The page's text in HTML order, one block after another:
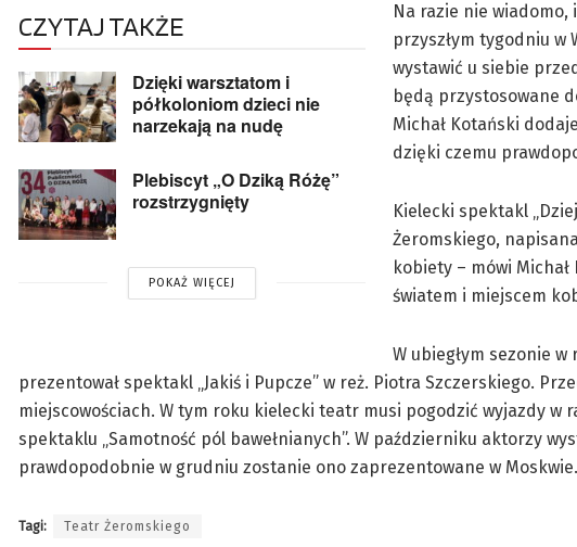
CZYTAJ TAKŻE
Dzięki warsztatom i
półkoloniom dzieci nie
narzekają na nudę
Plebiscyt „O Dziką Różę”
rozstrzygnięty
POKAŻ WIĘCEJ
Na razie nie
przyszłym tygodniu w
wystawić u siebie
będą przystosowane
Michał Kotański
dzięki czemu
Kielecki spektakl
Żeromskiego,
kobiety – mówi
światem i miejscem
W ubiegłym sezonie
prezentował spektakl „Jakiś i Pupcze” w reż. Piotra Szczerskiego.
miejscowościach. W tym roku kielecki teatr musi pogodzić wyjazdy
spektaklu „Samotność pól bawełnianych”. W październiku aktorzy
prawdopodobnie w grudniu zostanie ono zaprezentowane w Moskwie.
Tagi: Teatr Żeromskiego